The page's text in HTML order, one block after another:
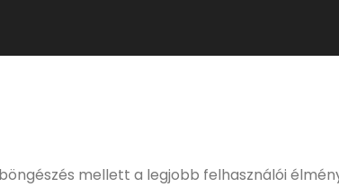
mellett a legjobb felhasználói